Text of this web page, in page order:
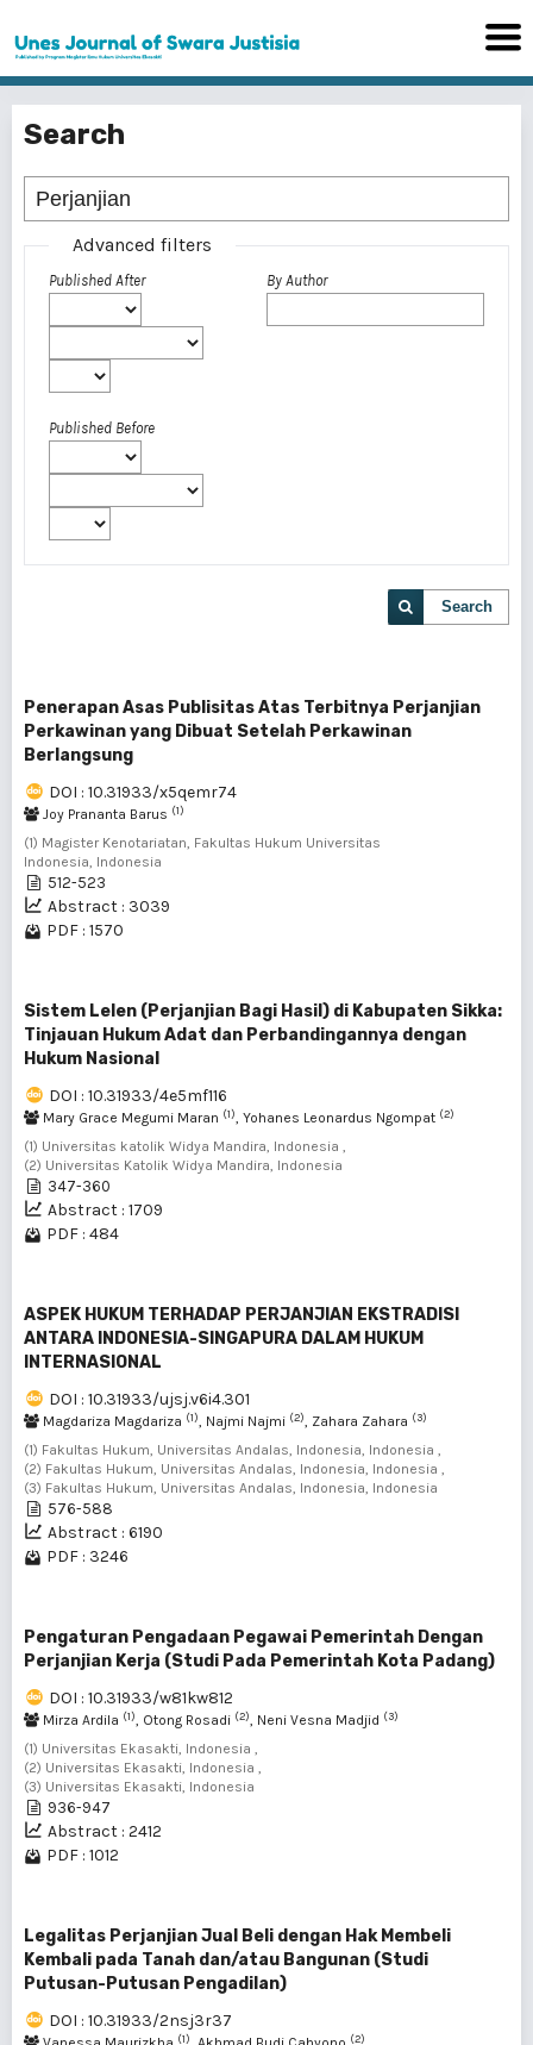
Search
Advanced filters
Published After
Published Before
By Author
Search
Penerapan Asas Publisitas Atas Terbitnya Perjanjian
Perkawinan yang Dibuat Setelah Perkawinan
Berlangsung
DOI : 10.31933/x5qemr74
Joy Prananta Barus (1)
(1) Magister Kenotariatan, Fakultas Hukum Universitas
Indonesia, Indonesia
512-523
Abstract : 3039
PDF : 1570
Sistem Lelen (Perjanjian Bagi Hasil) di Kabupaten Sikka:
Tinjauan Hukum Adat dan Perbandingannya dengan
Hukum Nasional
DOI : 10.31933/4e5mf116
Mary Grace Megumi Maran (1), Yohanes Leonardus Ngompat (2)
(1) Universitas katolik Widya Mandira, Indonesia ,
(2) Universitas Katolik Widya Mandira, Indonesia
347-360
Abstract : 1709
PDF : 484
ASPEK HUKUM TERHADAP PERJANJIAN EKSTRADISI
ANTARA INDONESIA-SINGAPURA DALAM HUKUM
INTERNASIONAL
DOI : 10.31933/ujsj.v6i4.301
Magdariza Magdariza (1), Najmi Najmi (2), Zahara Zahara (3)
(1) Fakultas Hukum, Universitas Andalas, Indonesia, Indonesia ,
(2) Fakultas Hukum, Universitas Andalas, Indonesia, Indonesia ,
(3) Fakultas Hukum, Universitas Andalas, Indonesia, Indonesia
576-588
Abstract : 6190
PDF : 3246
Pengaturan Pengadaan Pegawai Pemerintah Dengan
Perjanjian Kerja (Studi Pada Pemerintah Kota Padang)
DOI : 10.31933/w81kw812
Mirza Ardila (1), Otong Rosadi (2), Neni Vesna Madjid (3)
(1) Universitas Ekasakti, Indonesia ,
(2) Universitas Ekasakti, Indonesia ,
(3) Universitas Ekasakti, Indonesia
936-947
Abstract : 2412
PDF : 1012
Legalitas Perjanjian Jual Beli dengan Hak Membeli
Kembali pada Tanah dan/atau Bangunan (Studi
Putusan-Putusan Pengadilan)
DOI : 10.31933/2nsj3r37
(1) (2)